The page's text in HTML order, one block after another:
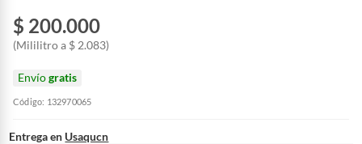
$ 200.000
(Mililitro a $ 2.083)
Envíogratis
Código: 132970065
Entrega en Usaqucn